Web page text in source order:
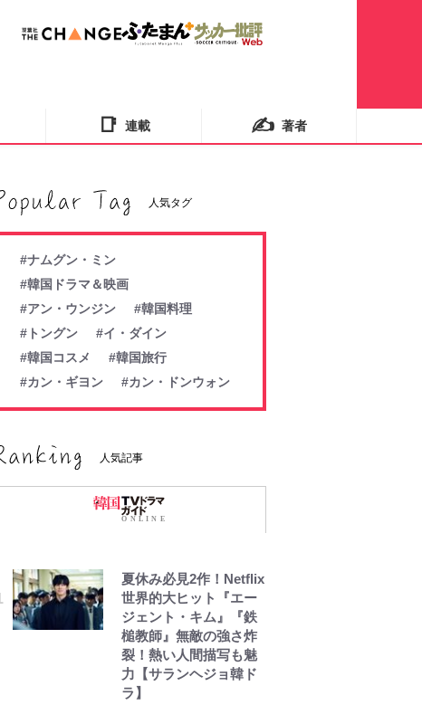
📑 連載 ✍️ 著者
人気タグ
#ナムグン・ミン
#韓国ドラマ＆映画
#アン・ウンジン
#韓国料理
#トングン
#イ・ダイン
#韓国コスメ
#韓国旅行
#カン・ギヨン
#カン・ドンウォン
人気記事
夏休み必見2作！Netflix
世界的大ヒット『エー
ジェント・キム』『鉄
槌教師』無敵の強さ炸
裂！熱い人間描写も魅
力【サランヘジョ韓ド
ラ】